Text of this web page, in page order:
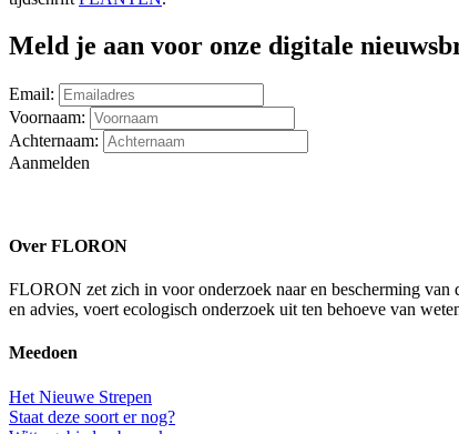
Meld je aan voor onze digitale
Email:
Voornaam:
Achternaam:
Aanmelden
Over FLORON
FLORON zet zich in voor onderzoek naar en bescherming
en advies, voert ecologisch onderzoek uit ten behoeve van
Meedoen
Het Nieuwe Strepen
Staat deze soort er nog?